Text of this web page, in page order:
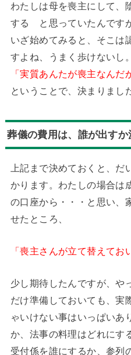
わたしは母を喪主にして、
する と思っていたんです
いざ始めてみると、そこは
すよね、うまく歩けないし
「実質あんたが喪主なん
ということで、決まりまし
葬儀の費用は、誰が出すか
上記まで決めておくと、
かります。わたしの場合は
の口座から・・・と思い、
せたところ、
「喪主さんが立て替えてお
少し期待したんですが、や
だけ準備しておいても、実
ゃいけない事はいっぱいあ
か、法事の料理はどれにす
受付係を誰にするか、参列